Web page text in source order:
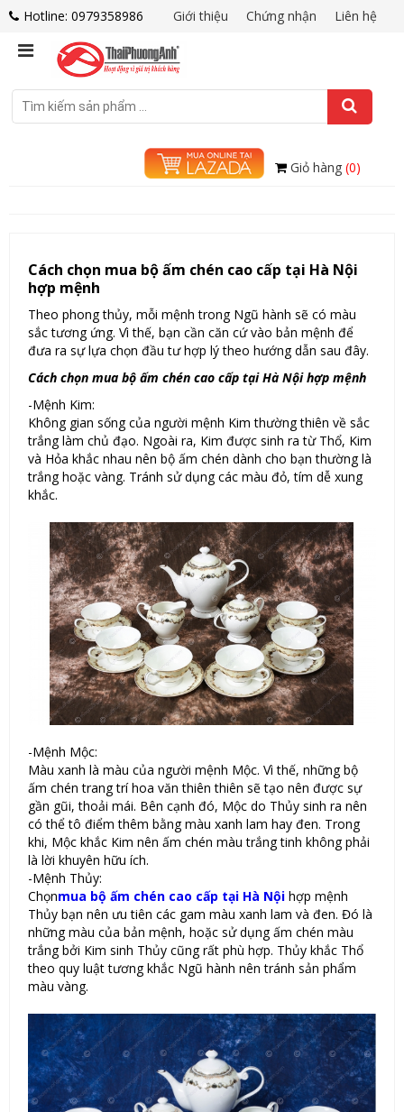
Hotline: 0979358986 Liên hệ
Chứng nhận
Giới thiệu
Giỏ hàng (0)
Cách chọn mua bộ ấm chén cao cấp tại Hà Nội
hợp mệnh
Theo phong thủy, mỗi mệnh trong Ngũ hành sẽ có màu
sắc tương ứng. Vì thế, bạn cần căn cứ vào bản mệnh để
đưa ra sự lựa chọn đầu tư hợp lý theo hướng dẫn sau đây.
Cách chọn mua bộ ấm chén cao cấp tại Hà Nội hợp mệnh
-Mệnh Kim:
Không gian sống của người mệnh Kim thường thiên về sắc
trắng làm chủ đạo. Ngoài ra, Kim được sinh ra từ Thổ, Kim
và Hỏa khắc nhau nên bộ ấm chén dành cho bạn thường là
trắng hoặc vàng. Tránh sử dụng các màu đỏ, tím dễ xung
khắc.
-Mệnh Mộc:
Màu xanh là màu của người mệnh Mộc. Vì thế, những bộ
ấm chén trang trí hoa văn thiên thiên sẽ tạo nên được sự
gần gũi, thoải mái. Bên cạnh đó, Mộc do Thủy sinh ra nên
có thể tô điểm thêm bằng màu xanh lam hay đen. Trong
khi, Mộc khắc Kim nên ấm chén màu trắng tinh không phải
là lời khuyên hữu ích.
-Mệnh Thủy:
Chọnmua bộ ấm chén cao cấp tại Hà Nội hợp mệnh
Thủy bạn nên ưu tiên các gam màu xanh lam và đen. Đó là
những màu của bản mệnh, hoặc sử dụng ấm chén màu
trắng bởi Kim sinh Thủy cũng rất phù hợp. Thủy khắc Thổ
theo quy luật tương khắc Ngũ hành nên tránh sản phẩm
màu vàng.